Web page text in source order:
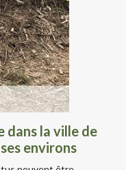
dans la ville de
environs